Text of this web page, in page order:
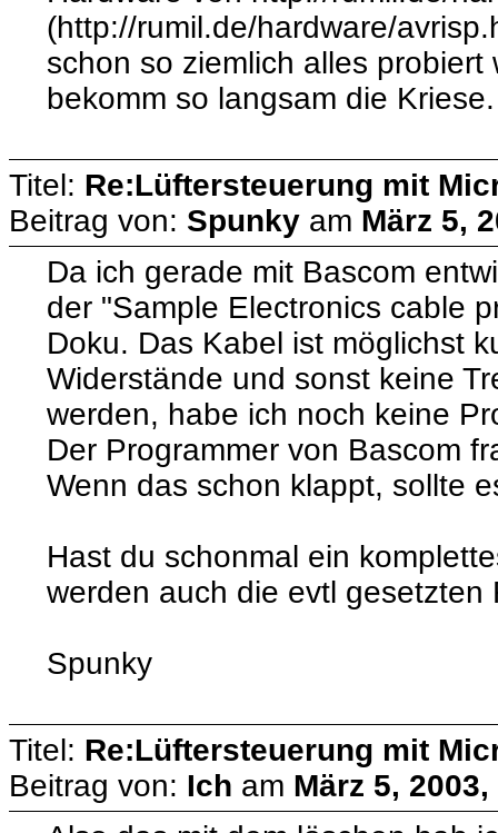
(http://rumil.de/hardware/
schon so ziemlich alles
bekomm so langsam die Kriese.
Titel: Re:Lüftersteuerung mit
Beitrag von: Spunky am März 5,
Da ich gerade mit Bascom
der "Sample Electronics cable
Doku. Das Kabel ist möglichst
Widerstände und sonst keine
werden, habe ich noch keine
Der Programmer von Bascom
Wenn das schon klappt, sollte
Hast du schonmal ein
werden auch die evtl gesetzten
Spunky
Titel: Re:Lüftersteuerung mit
Beitrag von: Ich am März 5,